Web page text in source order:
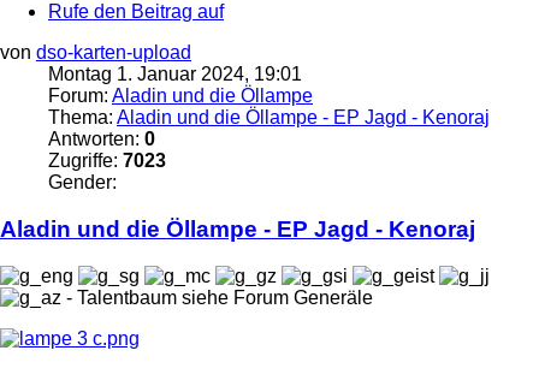
Rufe den Beitrag auf
von dso-karten-upload
Montag 1. Januar 2024, 19:01
Forum: Aladin und die Öllampe
Thema: Aladin und die Öllampe - EP Jagd - Kenoraj
Antworten: 0
Zugriffe: 7023
Gender:
Aladin und die Öllampe - EP Jagd - Kenoraj
- Talentbaum siehe Forum Generäle